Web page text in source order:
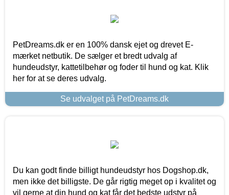
PetDreams.dk er en 100% dansk ejet og drevet E-
mærket netbutik. De sælger et bredt udvalg af
hundeudstyr, kattetilbehør og foder til hund og kat. Klik
her for at se deres udvalg.
Se udvalget på PetDreams.dk
Du kan godt finde billigt hundeudstyr hos Dogshop.dk,
men ikke det billigste. De går rigtig meget op i kvalitet og
vil gerne at din hund og kat får det bedste udstyr på